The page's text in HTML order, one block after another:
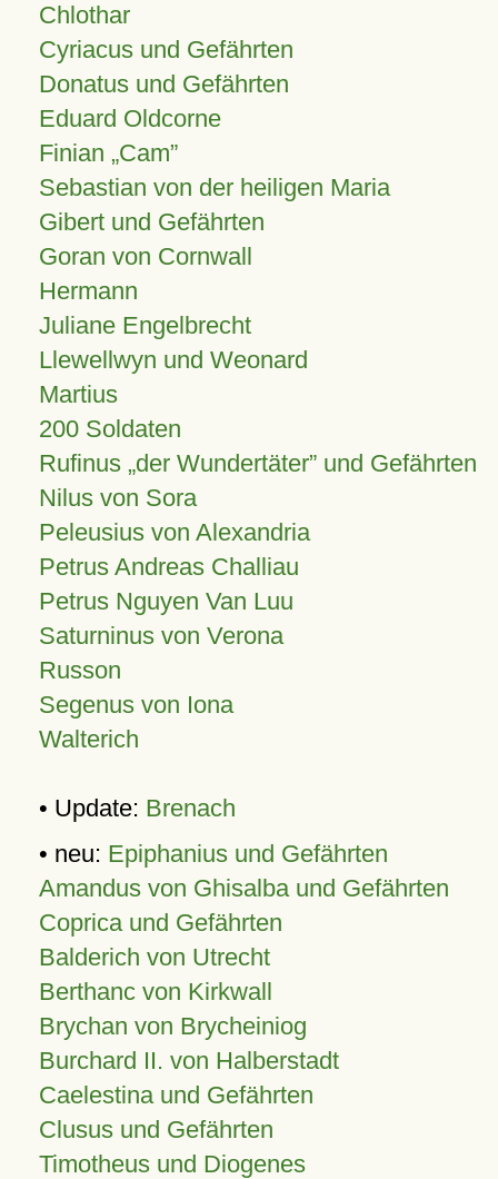
Chlothar
Cyriacus und Gefährten
Donatus und Gefährten
Eduard Oldcorne
Finian Cam
Sebastian von der heiligen Maria
Gibert und Gefährten
Goran von Cornwall
Hermann
Juliane Engelbrecht
Llewellwyn und Weonard
Martius
200 Soldaten
Rufinus „der Wundertäter” und Gefährten
Nilus von Sora
Peleusius von Alexandria
Petrus Andreas Challiau
Petrus Nguyen Van Luu
Saturninus von Verona
Russon
Segenus von Iona
Walterich
• Update: Brenach
• neu: Epiphanius und Gefährten
Amandus von Ghisalba und Gefährten
Coprica und Gefährten
Balderich von Utrecht
Berthanc von Kirkwall
Brychan von Brycheiniog
Burchard II. von Halberstadt
Caelestina und Gefährten
Clusus und Gefährten
Timotheus und Diogenes